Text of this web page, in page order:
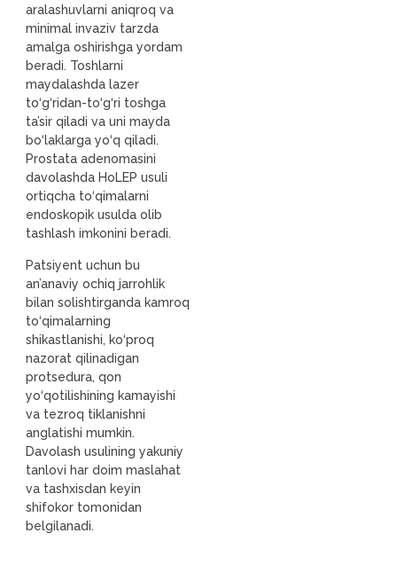
aralashuvlarni aniqroq va
minimal invaziv tarzda
amalga oshirishga yordam
beradi. Toshlarni
maydalashda lazer
to‘g‘ridan-to‘g‘ri toshga
ta’sir qiladi va uni mayda
bo‘laklarga yo‘q qiladi.
Prostata adenomasini
davolashda HoLEP usuli
ortiqcha to‘qimalarni
endoskopik usulda olib
tashlash imkonini beradi.
Patsiyent uchun bu
an’anaviy ochiq jarrohlik
bilan solishtirganda kamroq
to‘qimalarning
shikastlanishi, ko‘proq
nazorat qilinadigan
protsedura, qon
yo‘qotilishining kamayishi
va tezroq tiklanishni
anglatishi mumkin.
Davolash usulining yakuniy
tanlovi har doim maslahat
va tashxisdan keyin
shifokor tomonidan
belgilanadi.